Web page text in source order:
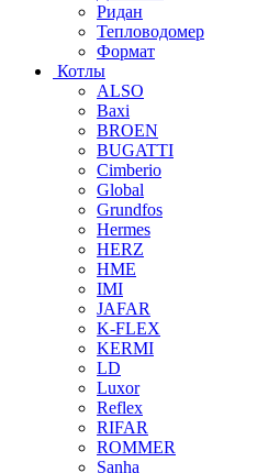
Ридан
Тепловодомер
Формат
Котлы
ALSO
Baxi
BROEN
BUGATTI
Cimberio
Global
Grundfos
Hermes
HERZ
HME
IMI
JAFAR
K-FLEX
KERMI
LD
Luxor
Reflex
RIFAR
ROMMER
Sanha